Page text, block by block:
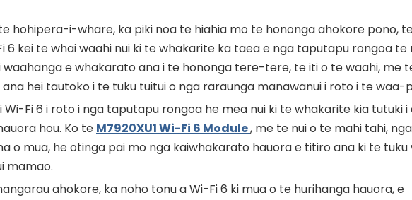
hohipera-i-whare, ka piki noa te hiahia mo te hononga ahokore pono,
6 kei te whai waahi nui ki te whakarite ka taea e nga taputapu rongoa te
e whakarato ana i te hononga tere-tere, te iti o te waahi, me
hei tautoko i te tuku tuitui o nga raraunga manawanui i roto i te waa-
Fi 6 i roto i nga taputapu rongoa he mea nui ki te whakarite kia tutuki
hou. Ko te M7920XU1 Wi-Fi 6 Module, me te nui o te mahi tahi, nga
o mua, he otinga pai mo nga kaiwhakarato hauora e titiro ana ki te tuku
mamao.
ahokore, ka noho tonu a Wi-Fi 6 ki mua o te hurihanga hauora, e